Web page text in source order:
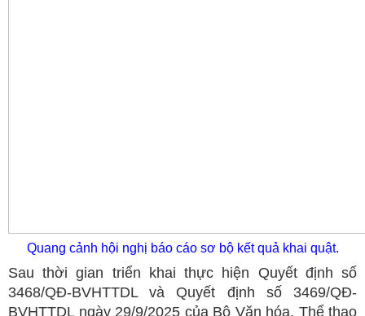
Quang cảnh hội nghị báo cáo sơ bộ kết quả khai quật.
Sau thời gian triển khai thực hiện Quyết định số
3468/QĐ-BVHTTDL và Quyết định số 3469/QĐ-
BVHTTDL ngày 29/9/2025 của Bộ Văn hóa, Thể thao